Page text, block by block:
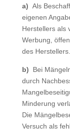
a) Als
eigenen
Herstellers als
Werbung,
des Herstellers.
b) Bei
durch
Minderung
Die
Versuch als